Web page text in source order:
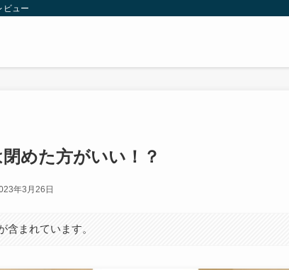
ュー
めた方がいい！？
年3月26日
含まれています。